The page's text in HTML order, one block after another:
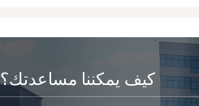
كيف يمكننا مساعدتك؟